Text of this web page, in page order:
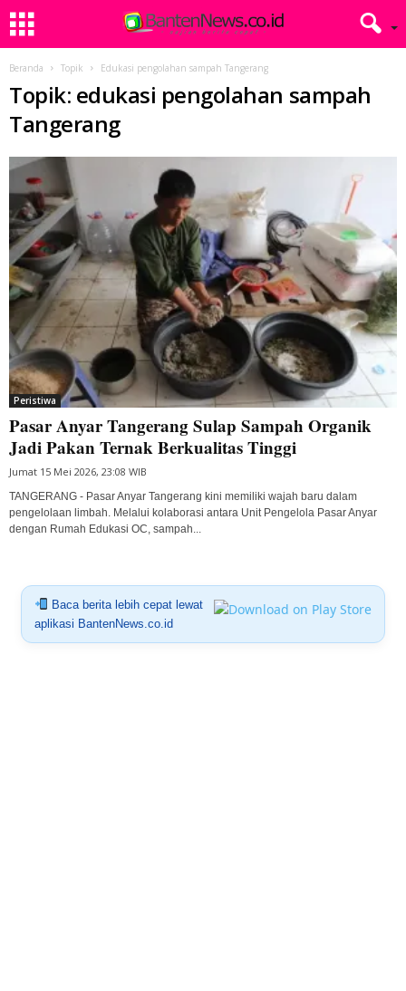
Beranda Topik Edukasi pengolahan sampah Tangerang
Topik: edukasi pengolahan sampah
Tangerang
Peristiwa
Pasar Anyar Tangerang Sulap Sampah Organik
Jadi Pakan Ternak Berkualitas Tinggi
Jumat 15 Mei 2026, 23:08 WIB
TANGERANG - Pasar Anyar Tangerang kini memiliki wajah baru dalam
pengelolaan limbah. Melalui kolaborasi antara Unit Pengelola Pasar Anyar
dengan Rumah Edukasi OC, sampah...
Baca berita lebih cepat lewat
aplikasi BantenNews.co.id